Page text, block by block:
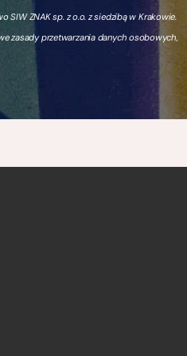
ZNAK sp. z o.o. z siedzibą w Krakowie.
zasady przetwarzania danych osobowych,